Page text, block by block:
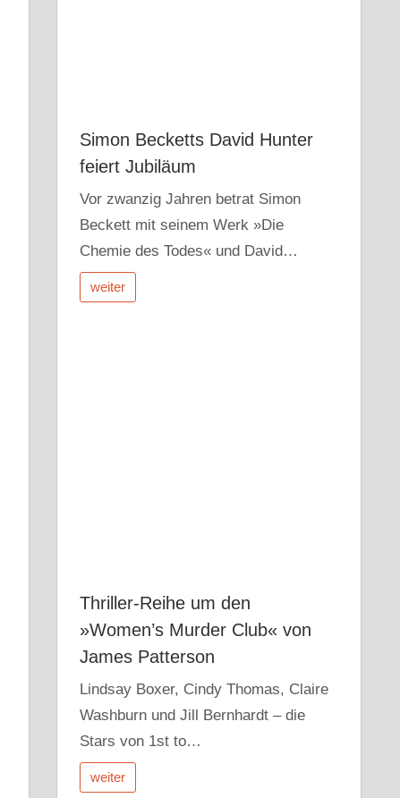
Simon Becketts David Hunter
feiert Jubiläum
Vor zwanzig Jahren betrat Simon
Beckett mit seinem Werk »Die
Chemie des Todes« und David…
weiter
Thriller-Reihe um den
»Women’s Murder Club« von
James Patterson
Lindsay Boxer, Cindy Thomas, Claire
Washburn und Jill Bernhardt – die
Stars von 1st to…
weiter